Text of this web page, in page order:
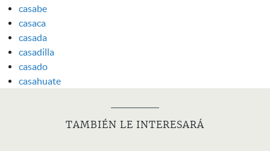
casabe
casaca
casada
casadilla
casado
casahuate
TAMBIÉN LE INTERESARÁ